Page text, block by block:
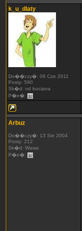
k_u_dlaty
Do��czy�: 06 Cze 2011
Posty: 590
Sk�d: od bociana
P�e�:
Arbuz
Do��czy�: 13 Sie 2004
Posty: 212
Sk�d: Wawa
P�e�: